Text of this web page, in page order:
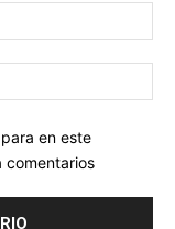
en este
comentarios